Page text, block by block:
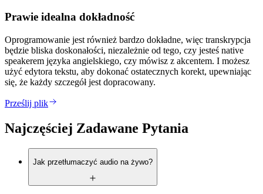
Prawie idealna dokładność
Oprogramowanie jest również bardzo dokładne, więc transkrypcja
będzie bliska doskonałości, niezależnie od tego, czy jesteś native
speakerem języka angielskiego, czy mówisz z akcentem. I możesz
użyć edytora tekstu, aby dokonać ostatecznych korekt, upewniając
się, że każdy szczegół jest dopracowany.
Prześlij plik
Najczęściej Zadawane Pytania
Jak przetłumaczyć audio na żywo?